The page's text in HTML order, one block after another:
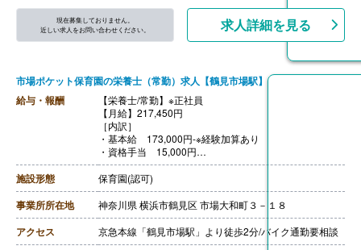
現在募集しておりません。
近しい求人をお問い合わせください。
求人詳細を見る
市場ポケット保育園の栄養士（常勤）求人【鶴見市場駅】
給与・報酬
【栄養士/常勤】※正社員
【月給】217,450円
［内訳］
・基本給 173,000円-※経験加算あり
・資格手当 15,000円
・処遇改善手当1 10,000円
・処遇改善手当2 13,000円※キャリアアップ証明書必要
・処遇改善手当3 6,450円
【賞与】年2回（計3.20ヶ月分）※前年度実績
【通勤手当】あり
【昇給】業績に応じてあり
【退職金】あり※勤続3年目から中退共加入
施設形態 保育園(認可)
事業所所在地 神奈川県 横浜市鶴見区 市場大和町３－１８
アクセス 京急本線「鶴見市場駅」より徒歩2分/バイク通勤要相談